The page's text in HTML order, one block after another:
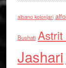
albano kolonjari
Bushati
Jashari